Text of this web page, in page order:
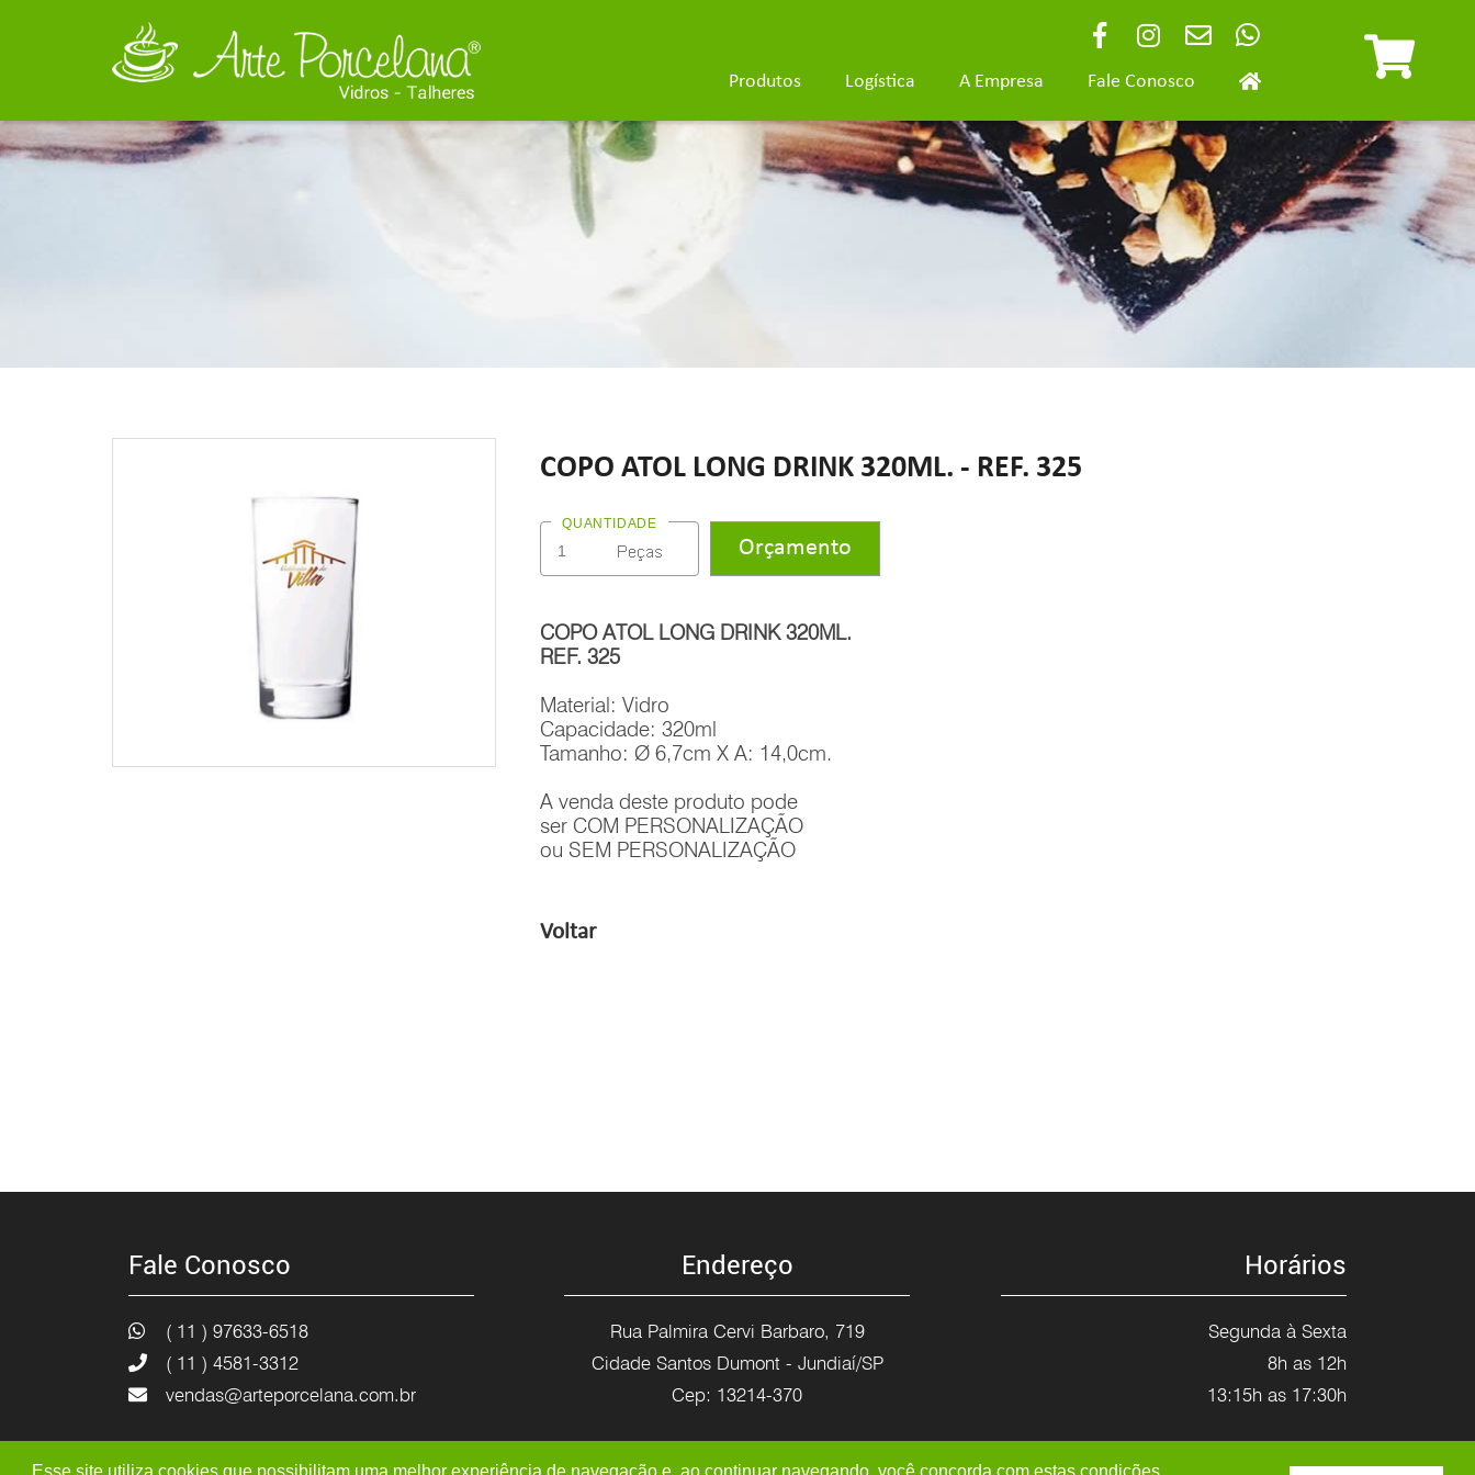
Esse site utiliza cookies que possibilitam uma melhor experiência de navegação e, ao continuar navegando, você concorda com estas condições.
Fale Conosco
A Empresa
Logística
Produtos
COPO ATOL LONG DRINK 320ML. - REF. 325
QUANTIDADE
COPO ATOL LONG DRINK 320ML.
REF. 325
Material: Vidro
Capacidade: 320ml
Tamanho: Ø 6,7cm X A: 14,0cm.
A venda deste produto pode
ser COM PERSONALIZAÇÃO
ou SEM PERSONALIZAÇÃO
Voltar
Fale Conosco
( 11 ) 97633-6518
( 11 ) 4581-3312
vendas@arteporcelana.com.br
Endereço
Rua Palmira Cervi Barbaro, 719
Cidade Santos Dumont - Jundiaí/SP
Cep: 13214-370
Horários
Segunda à Sexta
8h as 12h
13:15h as 17:30h